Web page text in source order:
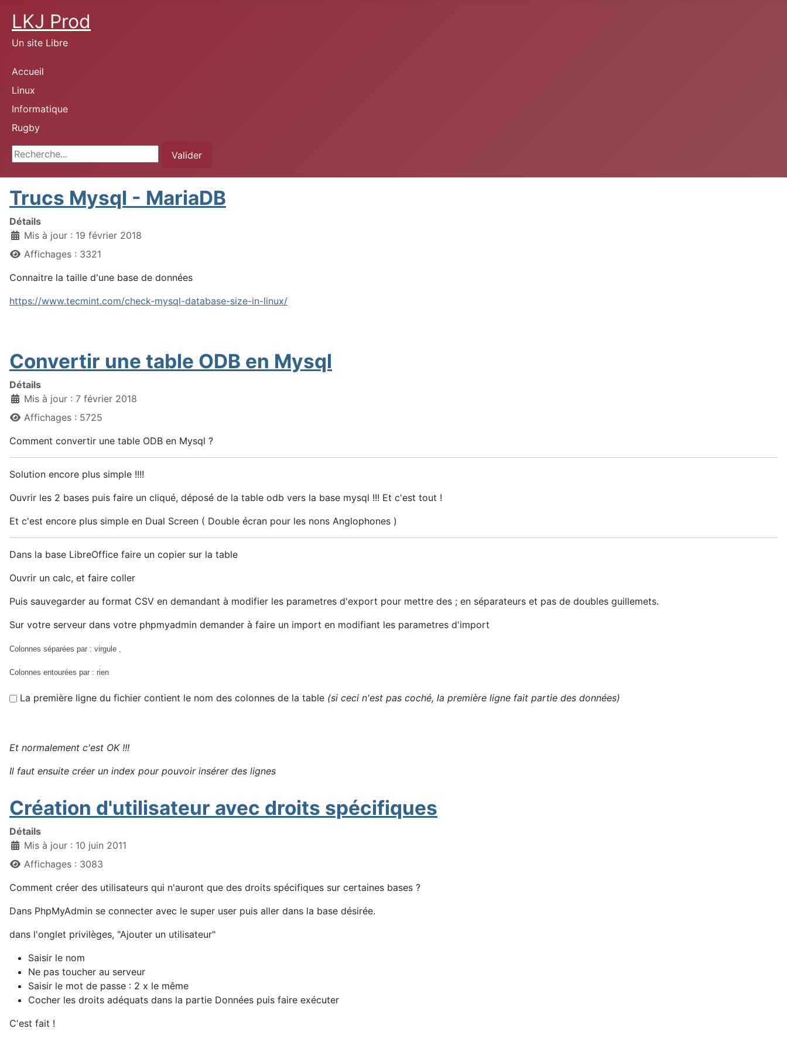
LKJ Prod
Un site Libre
Accueil
Linux
Informatique
Rugby
Rechercher
Valider
Trucs Mysql - MariaDB
Détails
Mis à jour : 19 février 2018
Affichages : 3321
Connaitre la taille d'une base de données
https://www.tecmint.com/check-mysql-database-size-in-linux/
Convertir une table ODB en Mysql
Détails
Mis à jour : 7 février 2018
Affichages : 5725
Comment convertir une table ODB en Mysql ?
Solution encore plus simple !!!!
Ouvrir les 2 bases puis faire un cliqué, déposé de la table odb vers la base mysql !!! Et c'est tout !
Et c'est encore plus simple en Dual Screen ( Double écran pour les nons Anglophones )
Dans la base LibreOffice faire un copier sur la table
Ouvrir un calc, et faire coller
Puis sauvegarder au format CSV en demandant à modifier les parametres d'export pour mettre des ; en séparateurs et pas de doubles guillemets.
Sur votre serveur dans votre phpmyadmin demander à faire un import en modifiant les parametres d'import
Colonnes séparées par : virgule ,
Colonnes entourées par : rien
La première ligne du fichier contient le nom des colonnes de la table (si ceci n'est pas coché, la première ligne fait partie des données)
Et normalement c'est OK !!!
Il faut ensuite créer un index pour pouvoir insérer des lignes
Création d'utilisateur avec droits spécifiques
Détails
Mis à jour : 10 juin 2011
Affichages : 3083
Comment créer des utilisateurs qui n'auront que des droits spécifiques sur certaines bases ?
Dans PhpMyAdmin se connecter avec le super user puis aller dans la base désirée.
dans l'onglet privilèges, "Ajouter un utilisateur"
Saisir le nom
Ne pas toucher au serveur
Saisir le mot de passe : 2 x le même
Cocher les droits adéquats dans la partie Données puis faire exécuter
C'est fait !